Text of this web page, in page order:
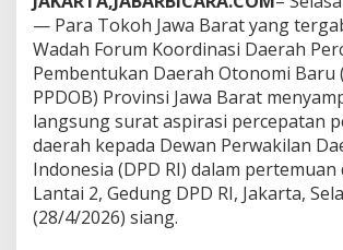
r
S
a
m
p
a
i
k
a
n
s
— Para Tokoh Jawa Barat yang
Wadah Forum Koordinasi Daerah
Pembentukan Daerah Otonomi Baru
PPDOB) Provinsi Jawa Barat
langsung surat aspirasi percepatan
daerah kepada Dewan Perwakilan
Indonesia (DPD RI) dalam pertemuan
Lantai 2, Gedung DPD RI, Jakarta,
(28/4/2026) siang.